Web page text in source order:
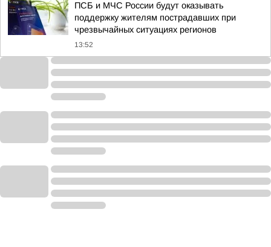
ПСБ и МЧС России будут оказывать
поддержку жителям пострадавших при
чрезвычайных ситуациях регионов
13:52